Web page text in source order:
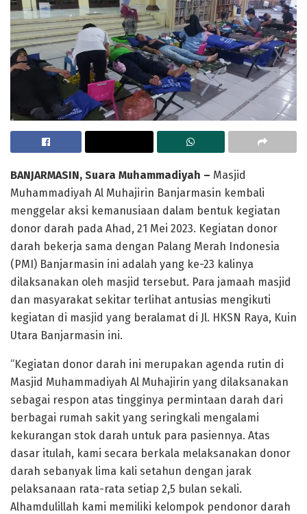
BANJARMASIN, Suara Muhammadiyah – Masjid
Muhammadiyah Al Muhajirin Banjarmasin kembali
menggelar aksi kemanusiaan dalam bentuk kegiatan
donor darah pada Ahad, 21 Mei 2023. Kegiatan donor
darah bekerja sama dengan Palang Merah Indonesia
(PMI) Banjarmasin ini adalah yang ke-23 kalinya
dilaksanakan oleh masjid tersebut. Para jamaah masjid
dan masyarakat sekitar terlihat antusias mengikuti
kegiatan di masjid yang beralamat di Jl. HKSN Raya, Kuin
Utara Banjarmasin ini.
“Kegiatan donor darah ini merupakan agenda rutin di
Masjid Muhammadiyah Al Muhajirin yang dilaksanakan
sebagai respon atas tingginya permintaan darah dari
berbagai rumah sakit yang seringkali mengalami
kekurangan stok darah untuk para pasiennya. Atas
dasar itulah, kami secara berkala melaksanakan donor
darah sebanyak lima kali setahun dengan jarak
pelaksanaan rata-rata setiap 2,5 bulan sekali.
Alhamdulillah kami memiliki kelompok pendonor darah